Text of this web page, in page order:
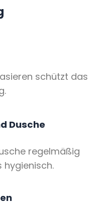
schützt das
Dusche
regelmäßig
hygienisch.